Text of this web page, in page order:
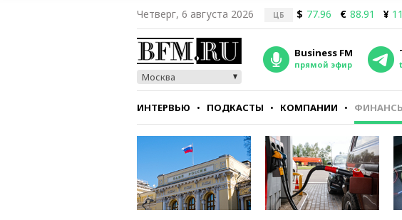
Четверг, 6 августа 2026 ЦБ $ 77.96 € 88.91 ¥
Москва
Business FM
прямой эфир
ИНТЕРВЬЮ ПОДКАСТЫ КОМПАНИИ
СТИЛЬ ТЕСТЫ